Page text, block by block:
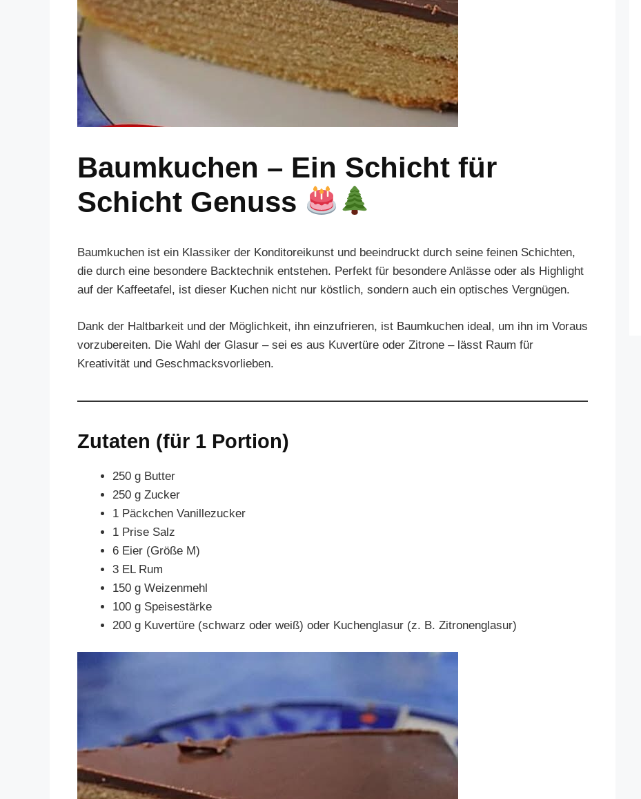
Baumkuchen – Ein Schicht für
Schicht Genuss
Baumkuchen ist ein Klassiker der Konditoreikunst und beeindruckt durch seine feinen Schichten,
die durch eine besondere Backtechnik entstehen. Perfekt für besondere Anlässe oder als Highlight
auf der Kaffeetafel, ist dieser Kuchen nicht nur köstlich, sondern auch ein optisches Vergnügen.
Dank der Haltbarkeit und der Möglichkeit, ihn einzufrieren, ist Baumkuchen ideal, um ihn im Voraus
vorzubereiten. Die Wahl der Glasur – sei es aus Kuvertüre oder Zitrone – lässt Raum für
Kreativität und Geschmacksvorlieben.
Zutaten (für 1 Portion)
250 g Butter
250 g Zucker
1 Päckchen Vanillezucker
1 Prise Salz
6 Eier (Größe M)
3 EL Rum
150 g Weizenmehl
100 g Speisestärke
200 g Kuvertüre (schwarz oder weiß) oder Kuchenglasur (z. B. Zitronenglasur)